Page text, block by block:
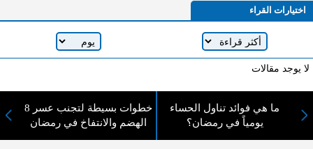
اختيارات القراء
لا يوجد مقالات
ما هي فوائد تناول الحساء
يومياً في رمضان؟
8 خطوات بسيطة لتجنب عسر
الهضم والانتفاخ في رمضان
لا مانع من الإقتباس وإعادة النشر شريط ذكر المصدر ( المدينة نيوز ) - الآراء والتعليقات
المنشورة تعبر عن رأي أصحابها فقط